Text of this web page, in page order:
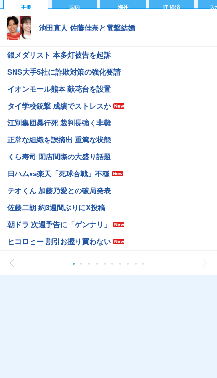
主要 国内 海外 IT 経済 ス
池田直人 佐藤佳奈と電撃結婚
銀メダリスト 本多灯被告を起訴
SNS大手5社に詐欺対策の強化要請
イオンモール熊本 献花台を設置
タイ学校銃撃 成績でストレスか
江別集団暴行死 裁判長強く非難
正常な組織を誤摘出 重篤な状態
くら寿司 閉店間際の大盛り話題
日ハムvs楽天「死球合戦」不穏
テオくん 加藤乃愛との破局発表
佐藤二朗 約3週間ぶりにX投稿
朝ドラ 次週予告に「ゲンナリ」
ヒコロヒー 割引お握り買わない